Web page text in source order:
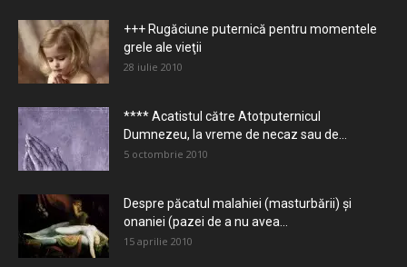
+++ Rugăciune puternică pentru momentele
grele ale vieţii
28 iulie 2010
**** Acatistul către Atotputernicul
Dumnezeu, la vreme de necaz sau de...
5 octombrie 2010
Despre păcatul malahiei (masturbării) şi
onaniei (pazei de a nu avea...
15 aprilie 2010